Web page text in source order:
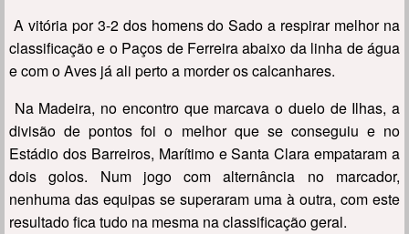
A vitória por 3-2 dos homens do Sado a respirar melhor na
classificação e o Paços de Ferreira abaixo da linha de água
e com o Aves já ali perto a morder os calcanhares.
Na Madeira, no encontro que marcava o duelo de Ilhas, a
divisão de pontos foi o melhor que se conseguiu e no
Estádio dos Barreiros, Marítimo e Santa Clara empataram a
dois golos. Num jogo com alternância no marcador,
nenhuma das equipas se superaram uma à outra, com este
resultado fica tudo na mesma na classificação geral.